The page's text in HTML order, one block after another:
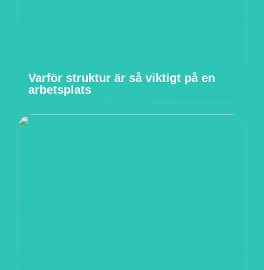
Varför struktur är så viktigt på en
arbetsplats